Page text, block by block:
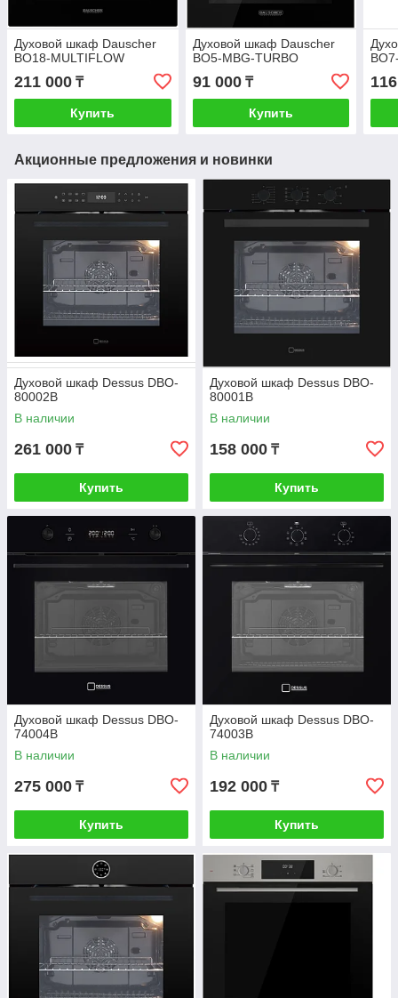
Духовой шкаф Dauscher
BO18-MULTIFLOW
211 000 ₸
Купить
Духовой шкаф Dauscher
BO5-MBG-TURBO
91 000₸
Купить
Акционные предложения и новинки
Духовой шкаф Dessus DBO-
80002B
В наличии
261 000 ₸
Купить
Духовой шкаф Dessus DBO-
80001B
В наличии
158 000 ₸
Купить
Духовой шкаф Dessus DBO-
74004B
В наличии
275 000 ₸
Купить
Духовой шкаф Dessus DBO-
74003B
В наличии
192 000 ₸
Купить